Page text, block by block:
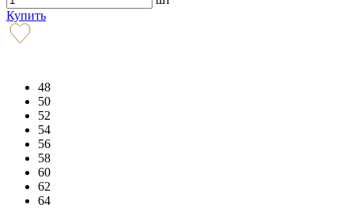
Купить
48
50
52
54
56
58
60
62
64